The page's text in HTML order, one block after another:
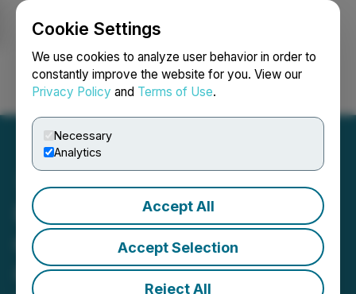
Cookie Settings
We use cookies to analyze user behavior in order to
constantly improve the website for you. View our
Privacy Policy and Terms of Use.
Necessary
Analytics
Accept All
Accept Selection
Reject All
Login Search Français
Réaction des
concessionnaires
automobiles suite à la